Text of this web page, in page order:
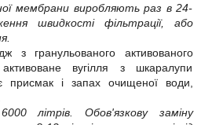
мембрани виробляють раз в 24-
швидкості фільтрації, або
з гранульованого активованого
вугілля з шкаралупи
присмак і запах очищеної води,
літрів. Обов'язкову заміну